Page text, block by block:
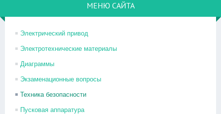
МЕНЮ САЙТА
Электрический привод
Электротехнические материалы
Диаграммы
Экзаменационные вопросы
Техника безопасности
Пусковая аппаратура